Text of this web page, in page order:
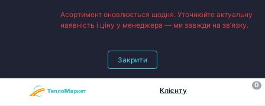
Асортимент оновлюється щодня. Уточнюйте актуальну
наявність і ціну у менеджера — ми завжди на зв’язку.
Закрити
Клієнту
0